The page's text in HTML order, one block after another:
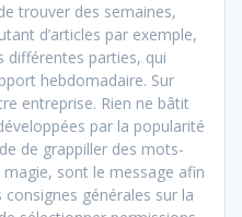
trouver des semaines,
d’articles par exemple,
différentes parties, qui
hebdomadaire. Sur
entreprise. Rien ne bâtit
par la popularité
de grappiller des mots-
sont le message afin
générales sur la